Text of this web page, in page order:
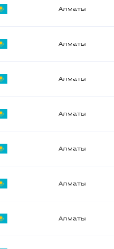
Алматы
Алматы
Алматы
Алматы
Алматы
Алматы
Алматы